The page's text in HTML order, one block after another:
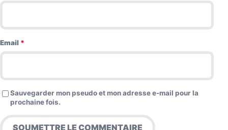
Email *
Sauvegarder mon pseudo et mon adresse e-mail pour la
prochaine fois.